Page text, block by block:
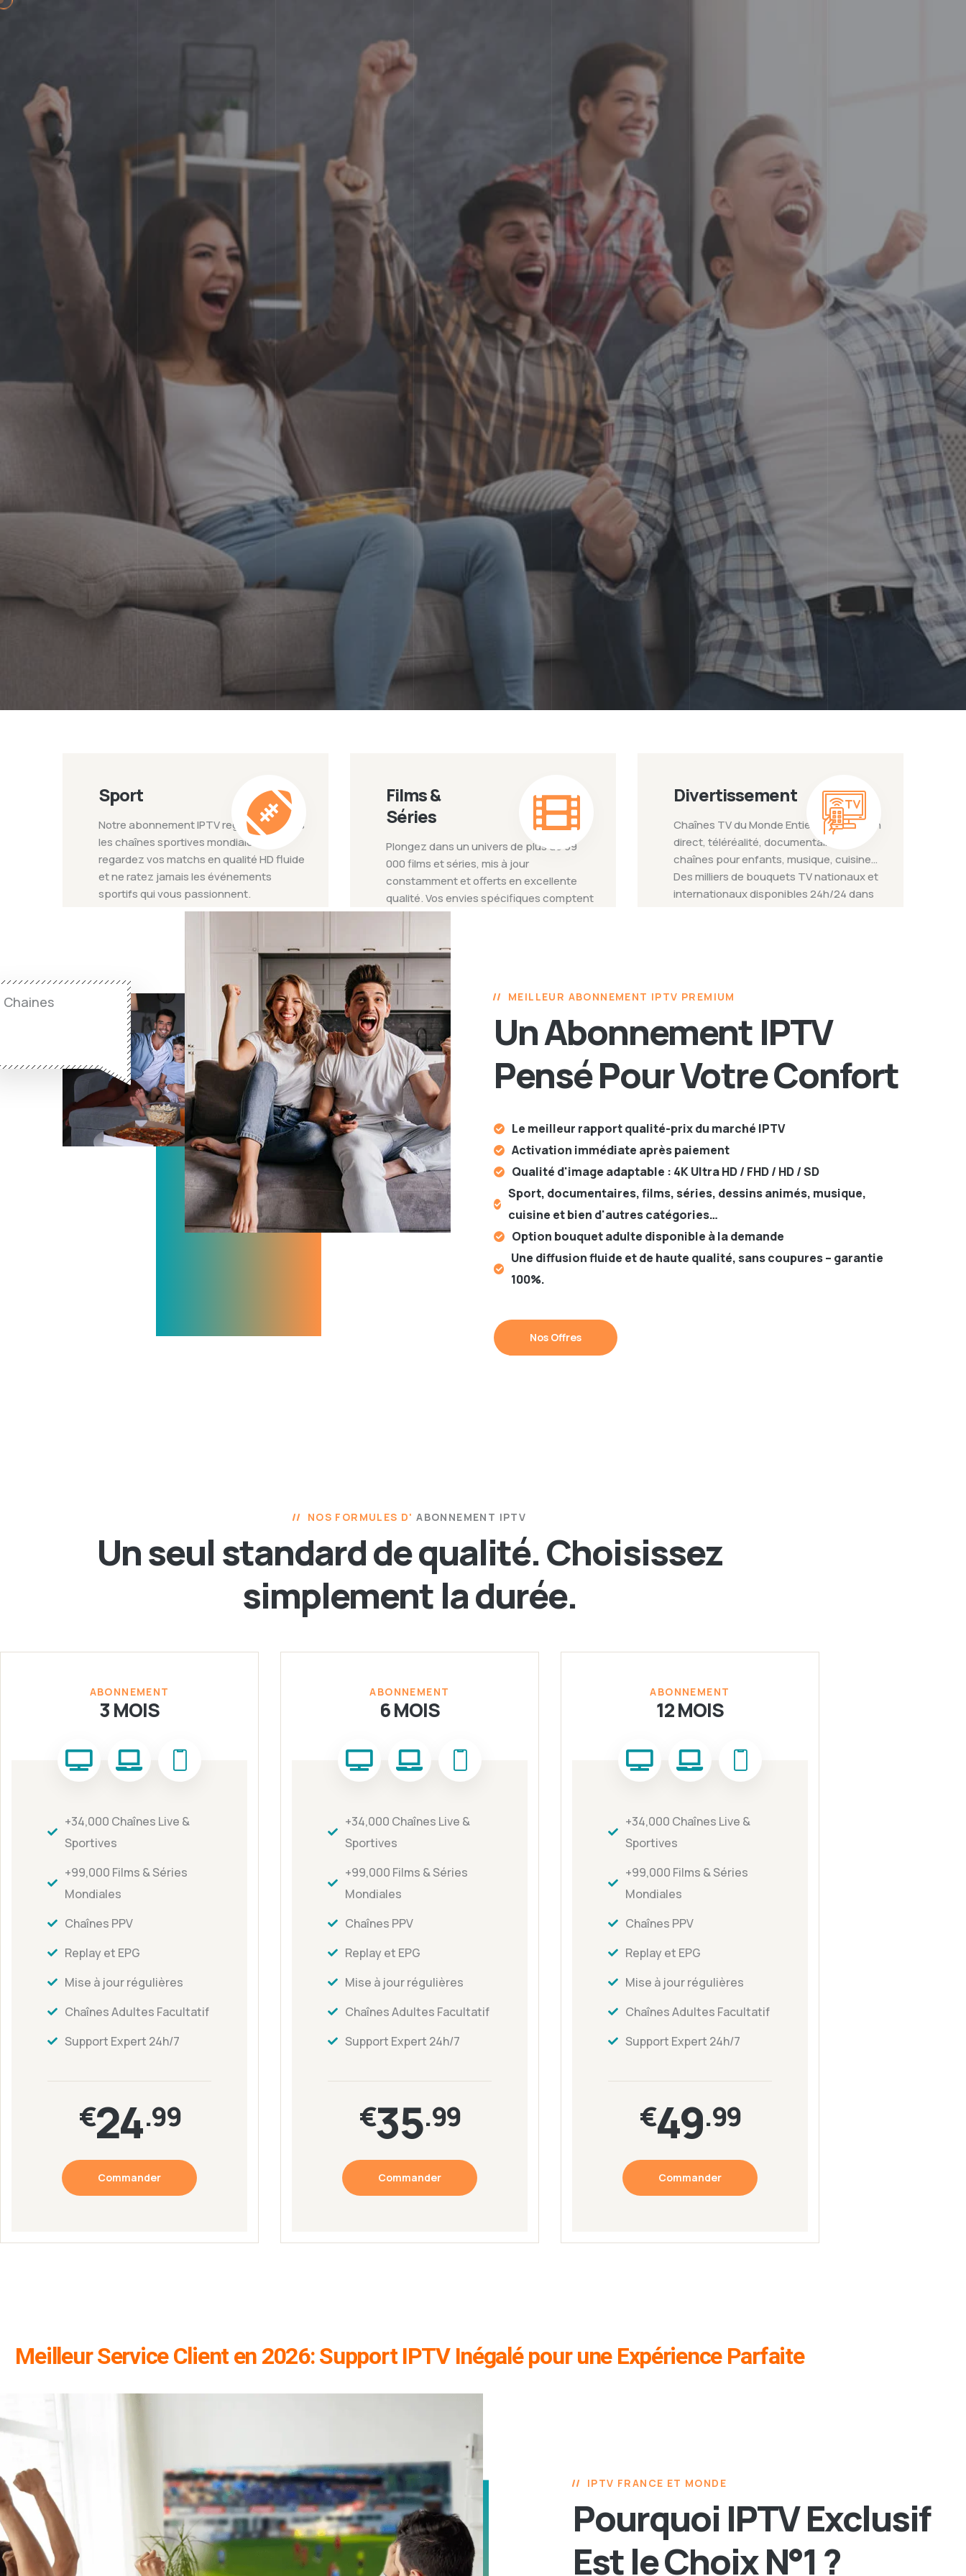
Sport
Notre abonnement IPTV regroupe toutes
les chaînes sportives mondiales :
regardez vos matchs en qualité HD fluide
et ne ratez jamais les événements
sportifs qui vous passionnent.
Films &
Séries
Plongez dans un univers de plus de 99
000 films et séries, mis à jour
constamment et offerts en excellente
qualité. Vos envies spécifiques comptent
: proposez-nous vos ajouts
cuire votre pop-corn et lancez votre
séance cinéma.
Divertissement
Chaînes TV du Monde Entier Émissions en
direct, téléréalité, documentaires,
chaînes pour enfants, musique, cuisine…
Des milliers de bouquets TV nationaux et
internationaux disponibles 24h/24 dans
Chaines MEILLEUR ABONNEMENT IPTV PREMIUM
Un Abonnement IPTV
Pensé Pour Votre Confort
Le meilleur rapport qualité-prix du marché IPTV
Activation immédiate après paiement
Qualité d'image adaptable : 4K Ultra HD / FHD / HD / SD
Sport, documentaires, films, séries, dessins animés, musique,
cuisine et bien d'autres catégories…
Option bouquet adulte disponible à la demande
Une diffusion fluide et de haute qualité, sans coupures – garantie
100%.
Nos Offres
NOS FORMULES D'ABONNEMENT IPTV
Un seul standard de qualité. Choisissez
simplement la durée.
ABONNEMENT
3 MOIS
+34,000 Chaînes Live &
Sportives
+99,000 Films & Séries
Mondiales
Chaînes PPV
Replay et EPG
Mise à jour régulières
Chaînes Adultes Facultatif
Support Expert 24h/7
€24.99
Commander
ABONNEMENT
6 MOIS
+34,000 Chaînes Live &
Sportives
+99,000 Films & Séries
Mondiales
Chaînes PPV
Replay et EPG
Mise à jour régulières
Chaînes Adultes Facultatif
Support Expert 24h/7
€35.99
Commander
ABONNEMENT
12 MOIS
+34,000 Chaînes Live &
Sportives
+99,000 Films & Séries
Mondiales
Chaînes PPV
Replay et EPG
Mise à jour régulières
Chaînes Adultes Facultatif
Support Expert 24h/7
€49.99
Commander
Meilleur Service Client en 2026: Support IPTV Inégalé pour une Expérience Parfaite
IPTV FRANCE ET MONDE
Pourquoi IPTV Exclusif
Est le Choix N°1 ?